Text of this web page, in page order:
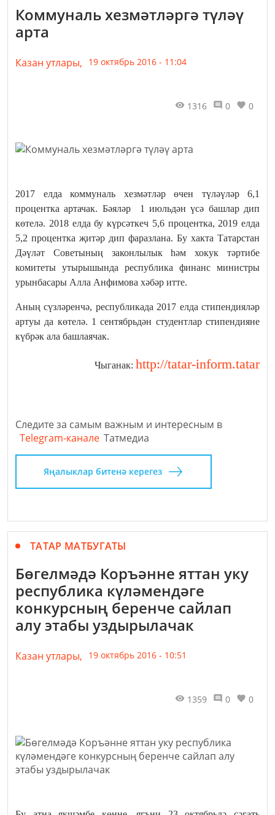
Коммуналь хезмәтләргә түләү
арта
Казан утлары, 19 октябрь 2016 - 11:04
1316 0 0
2017 елда коммуналь хезмәтләр өчен түләүләр 6,1
процентка артачак. Бәяләр 1 июльдән үсә башлар дип
көтелә. 2018 елда бу күрсәткеч 5,6 процентка, 2019 елда
5,2 процентка җитәр дип фаразлана. Бу хакта Татарстан
Дәүләт Советының законлылык һәм хокук тәртибе
комитеты утырышында республика финанс министры
урынбасары Алла Анфимова хәбәр итте.
Аның сүзләренчә, республикада 2017 елда стипендияләр
артуы да көтелә. 1 сентябрьдән студентлар стипендияне
күбрәк ала башлаячак.
Чыганак: http://tatar-inform.tatar
Следите за самым важным и интересным в
Telegram-канале Татмедиа
Яңалыклар битенә керегез
ТАТАР МАТБУГАТЫ
Бөгелмәдә Коръәнне яттан уку
республика күләмендәге
конкурсның беренче сайлап
алу этабы уздырылачак
Казан утлары, 19 октябрь 2016 - 10:51
1359 0 0